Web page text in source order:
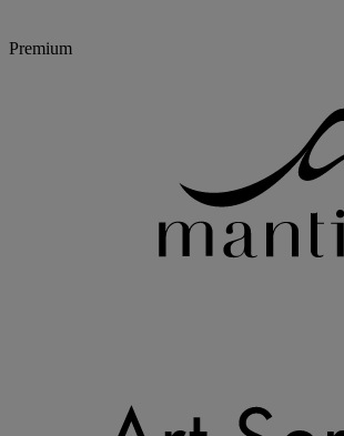
Premium